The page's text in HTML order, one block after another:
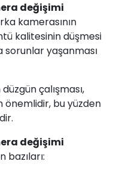
değişimi
kamerasının
kalitesinin düşmesi
yaşanması
çalışması,
bu yüzden
değişimi